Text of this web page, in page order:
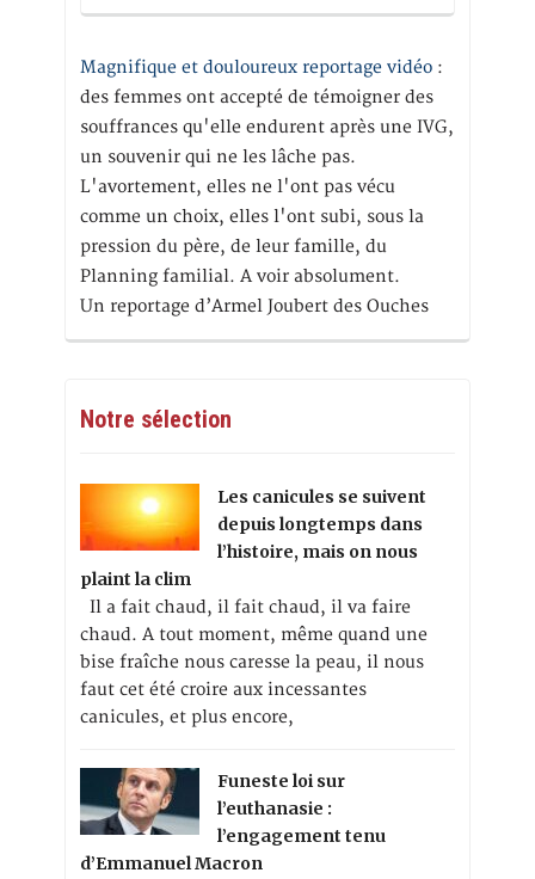
Magnifique et douloureux reportage vidéo :
des femmes ont accepté de témoigner des
souffrances qu'elle endurent après une IVG,
un souvenir qui ne les lâche pas.
L'avortement, elles ne l'ont pas vécu
comme un choix, elles l'ont subi, sous la
pression du père, de leur famille, du
Planning familial. A voir absolument.
Un reportage d’Armel Joubert des Ouches
Notre sélection
Les canicules se suivent
depuis longtemps dans
l’histoire, mais on nous
plaint la clim
Il a fait chaud, il fait chaud, il va faire
chaud. A tout moment, même quand une
bise fraîche nous caresse la peau, il nous
faut cet été croire aux incessantes
canicules, et plus encore,
Funeste loi sur
l’euthanasie :
l’engagement tenu
d’Emmanuel Macron